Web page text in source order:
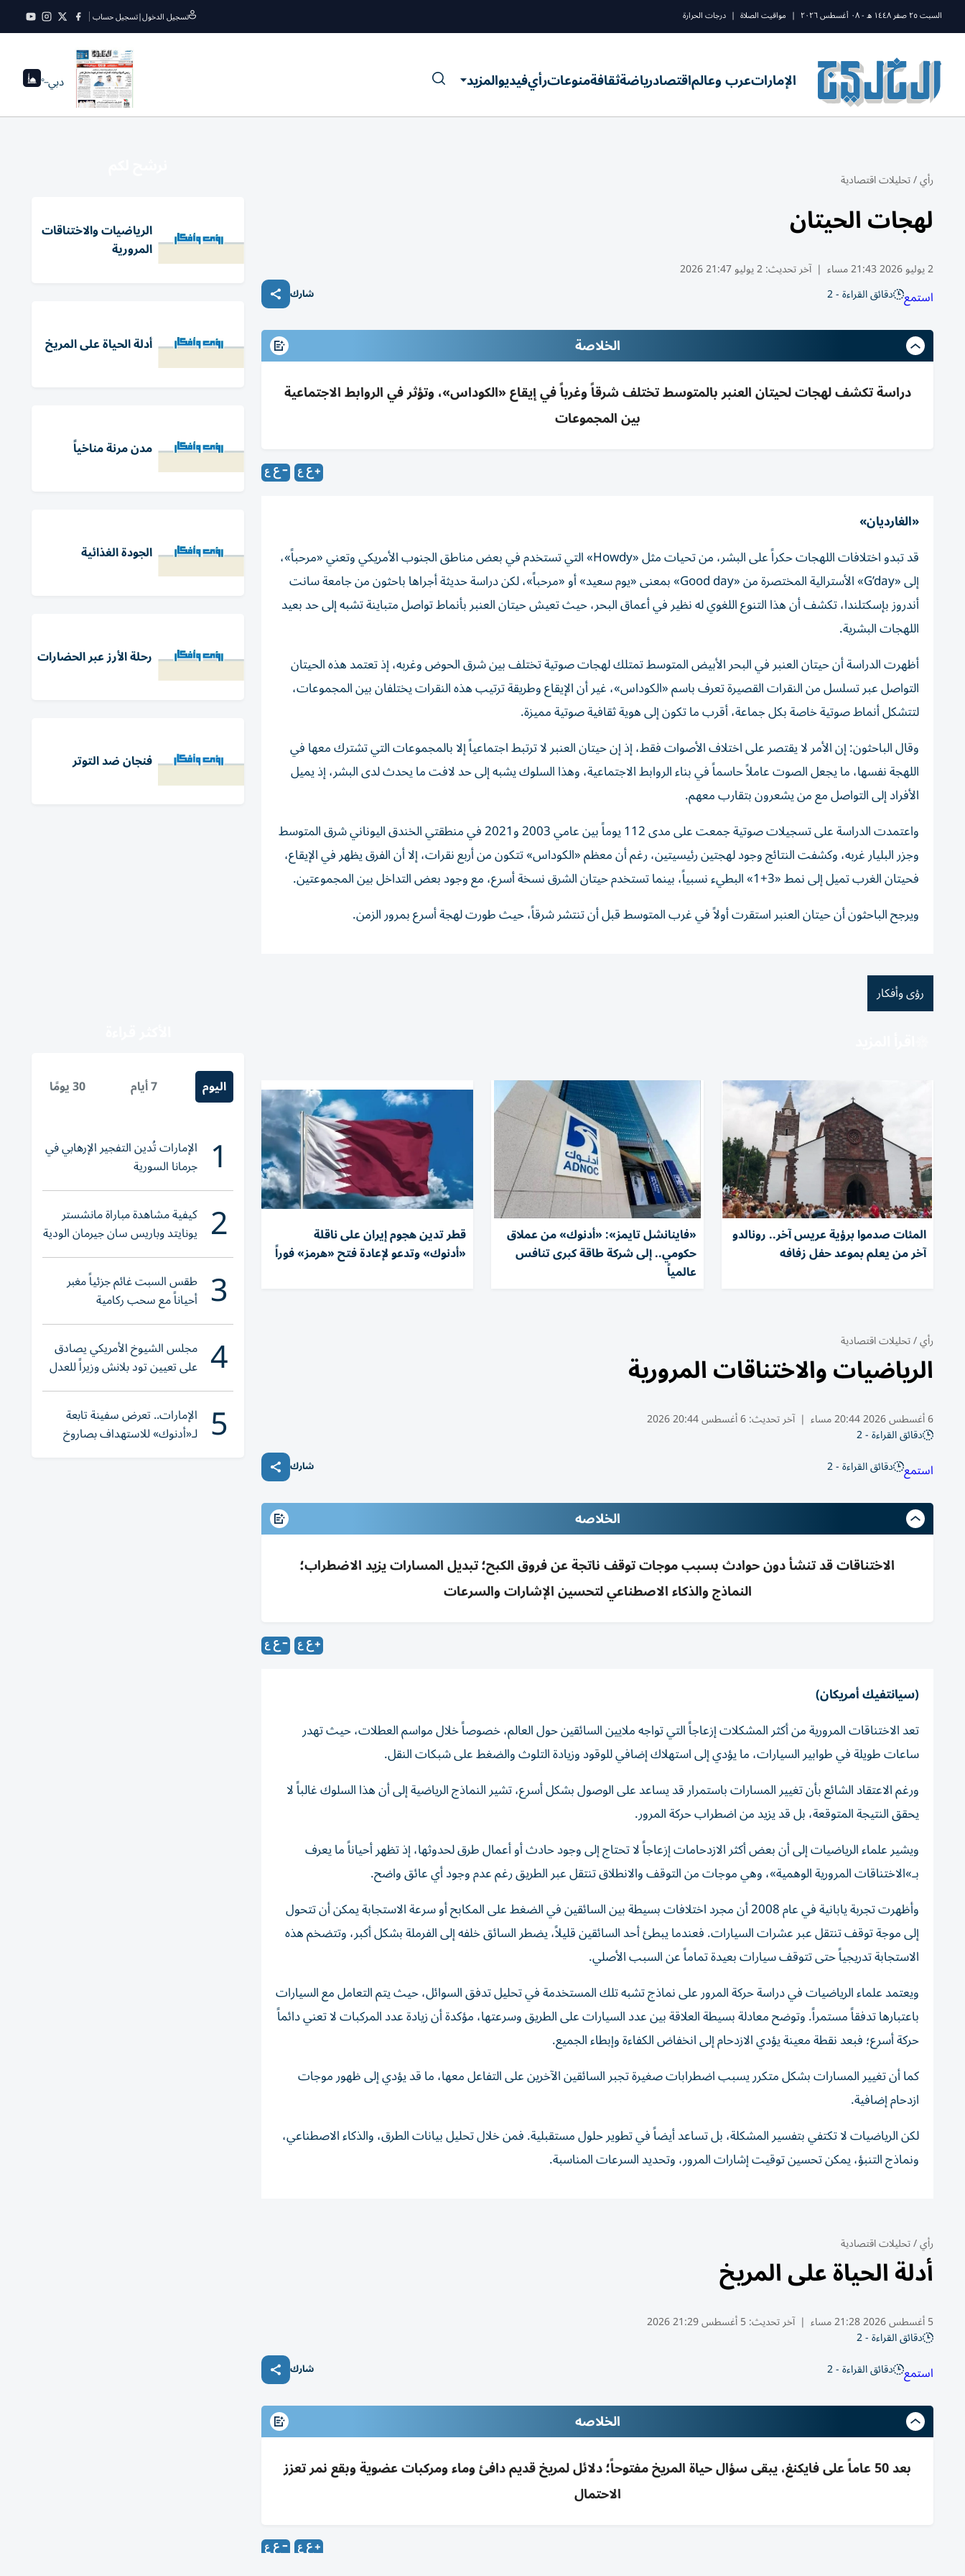
السبت ٢٥ صفر ١٤٤٨ ه - ٠٨ أغسطس ٢٠٢٦ | مواقيت الصلاة | درجات الحرارة تسجيل الدخول|تسجيل حساب
الإماراتعرب وعالماقتصادرياضةثقافةمنوعاترأيفيديوالمزيد دبي--°
رأي/تحليلات اقتصادية
لهجات الحيتان
2 يوليو 2026 21:43 مساء | آخر تحديث:2 يوليو 21:47 2026
استمع دقائق القراءة - 2 شارك
الخلاصة
دراسة تكشف لهجات لحيتان العنبر بالمتوسط تختلف شرقاً وغرباً في إيقاع «الكوداس»، وتؤثر في الروابط الاجتماعية
بين المجموعات
«الغارديان»
قد تبدو اختلافات اللهجات حكراً على البشر، من تحيات مثل «Howdy» التي تستخدم في بعض مناطق الجنوب الأمريكي وتعني «مرحباً»،
إلى «G’day» الأسترالية المختصرة من «Good day» بمعنى «يوم سعيد» أو «مرحباً»، لكن دراسة حديثة أجراها باحثون من جامعة سانت
أندروز بإسكتلندا، تكشف أن هذا التنوع اللغوي له نظير في أعماق البحر، حيث تعيش حيتان العنبر بأنماط تواصل متباينة تشبه إلى حد بعيد
اللهجات البشرية.
أظهرت الدراسة أن حيتان العنبر في البحر الأبيض المتوسط تمتلك لهجات صوتية تختلف بين شرق الحوض وغربه، إذ تعتمد هذه الحيتان
التواصل عبر تسلسل من النقرات القصيرة تعرف باسم «الكوداس»، غير أن الإيقاع وطريقة ترتيب هذه النقرات يختلفان بين المجموعات،
لتتشكل أنماط صوتية خاصة بكل جماعة، أقرب ما تكون إلى هوية ثقافية صوتية مميزة.
وقال الباحثون: إن الأمر لا يقتصر على اختلاف الأصوات فقط، إذ إن حيتان العنبر لا ترتبط اجتماعياً إلا بالمجموعات التي تشترك معها في
اللهجة نفسها، ما يجعل الصوت عاملاً حاسماً في بناء الروابط الاجتماعية، وهذا السلوك يشبه إلى حد لافت ما يحدث لدى البشر، إذ يميل
الأفراد إلى التواصل مع من يشعرون بتقارب معهم.
واعتمدت الدراسة على تسجيلات صوتية جمعت على مدى 112 يوماً بين عامي 2003 و2021 في منطقتي الخندق اليوناني شرق المتوسط
وجزر البليار غربه، وكشفت النتائج وجود لهجتين رئيسيتين، رغم أن معظم «الكوداس» تتكون من أربع نقرات، إلا أن الفرق يظهر في الإيقاع،
فحيتان الغرب تميل إلى نمط «3+1» البطيء نسبياً، بينما تستخدم حيتان الشرق نسخة أسرع، مع وجود بعض التداخل بين المجموعتين.
ويرجح الباحثون أن حيتان العنبر استقرت أولاً في غرب المتوسط قبل أن تنتشر شرقاً، حيث طورت لهجة أسرع بمرور الزمن.
رؤى وأفكار
المئات صدموا برؤية عريس آخر.. رونالدو
آخر من يعلم بموعد حفل زفافه
«فاينانشل تايمز»: «أدنوك» من عملاق
حكومي.. إلى شركة طاقة كبرى تنافس
عالمياً
قطر تدين هجوم إيران على ناقلة
«أدنوك» وتدعو لإعادة فتح «هرمز» فوراً
رأي/تحليلات اقتصادية
الرياضيات والاختناقات المرورية
6 أغسطس 2026 20:44 مساء | آخر تحديث:6 أغسطس 20:44 2026
دقائق القراءة - 2
استمع دقائق القراءة - 2 شارك
الخلاصه
الاختناقات قد تنشأ دون حوادث بسبب موجات توقف ناتجة عن فروق الكبح؛ تبديل المسارات يزيد الاضطراب؛
النماذج والذكاء الاصطناعي لتحسين الإشارات والسرعات
(سيانتفيك أمريكان)
تعد الاختناقات المرورية من أكثر المشكلات إزعاجاً التي تواجه ملايين السائقين حول العالم، خصوصاً خلال مواسم العطلات، حيث تهدر
ساعات طويلة في طوابير السيارات، ما يؤدي إلى استهلاك إضافي للوقود وزيادة التلوث والضغط على شبكات النقل.
ورغم الاعتقاد الشائع بأن تغيير المسارات باستمرار قد يساعد على الوصول بشكل أسرع، تشير النماذج الرياضية إلى أن هذا السلوك غالباً لا
يحقق النتيجة المتوقعة، بل قد يزيد من اضطراب حركة المرور.
ويشير علماء الرياضيات إلى أن بعض أكثر الازدحامات إزعاجاً لا تحتاج إلى وجود حادث أو أعمال طرق لحدوثها، إذ تظهر أحياناً ما يعرف
بـ»الاختناقات المرورية الوهمية»، وهي موجات من التوقف والانطلاق تنتقل عبر الطريق رغم عدم وجود أي عائق واضح.
وأظهرت تجربة يابانية في عام 2008 أن مجرد اختلافات بسيطة بين السائقين في الضغط على المكابح أو سرعة الاستجابة يمكن أن تتحول
إلى موجة توقف تنتقل عبر عشرات السيارات. فعندما يبطئ أحد السائقين قليلاً، يضطر السائق خلفه إلى الفرملة بشكل أكبر، وتتضخم هذه
الاستجابة تدريجياً حتى تتوقف سيارات بعيدة تماماً عن السبب الأصلي.
ويعتمد علماء الرياضيات في دراسة حركة المرور على نماذج تشبه تلك المستخدمة في تحليل تدفق السوائل، حيث يتم التعامل مع السيارات
باعتبارها تدفقاً مستمراً. وتوضح معادلة بسيطة العلاقة بين عدد السيارات على الطريق وسرعتها، مؤكدة أن زيادة عدد المركبات لا تعني دائماً
حركة أسرع؛ فبعد نقطة معينة يؤدي الازدحام إلى انخفاض الكفاءة وإبطاء الجميع.
كما أن تغيير المسارات بشكل متكرر يسبب اضطرابات صغيرة تجبر السائقين الآخرين على التفاعل معها، ما قد يؤدي إلى ظهور موجات
ازدحام إضافية.
لكن الرياضيات لا تكتفي بتفسير المشكلة، بل تساعد أيضاً في تطوير حلول مستقبلية. فمن خلال تحليل بيانات الطرق، والذكاء الاصطناعي،
ونماذج التنبؤ، يمكن تحسين توقيت إشارات المرور، وتحديد السرعات المناسبة.
رأي/تحليلات اقتصادية
أدلة الحياة على المريخ
5 أغسطس 2026 21:28 مساء | آخر تحديث:5 أغسطس 21:29 2026
دقائق القراءة - 2
استمع دقائق القراءة - 2 شارك
الخلاصه
بعد 50 عاماً على فايكنغ، يبقى سؤال حياة المريخ مفتوحاً؛ دلائل لمريخ قديم دافئ وماء ومركبات عضوية وبقع نمر تعزز
الاحتمال
الرياضيات والاختناقات
المرورية
أدلة الحياة على المريخ
مدن مرنة مناخياً
الجودة الغذائية
رحلة الأرز عبر الحضارات
فنجان ضد التوتر
اليوم 7 أيام 30 يومًا
1 الإمارات تُدين التفجير الإرهابي في
جرمانا السورية
2 كيفية مشاهدة مباراة مانشستر
يونايتد وباريس سان جيرمان الودية
والقنوات الناقلة
3 طقس السبت غائم جزئياً مغبر
أحياناً مع سحب ركامية
4 مجلس الشيوخ الأمريكي يصادق
على تعيين تود بلانش وزيراً للعدل
5 الإمارات.. تعرض سفينة تابعة
لـ«أدنوك» للاستهداف بصاروخ